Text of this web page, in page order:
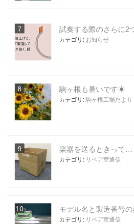
試奏する際のさらに2
カテゴリ: お知らせ
駒ヶ根も暑いです☀
カテゴリ: 駒ヶ根工場だより
楽器を送るときって…
カテゴリ: リペア室通信
モデル名と製造番号
カテゴリ: リペア室通信